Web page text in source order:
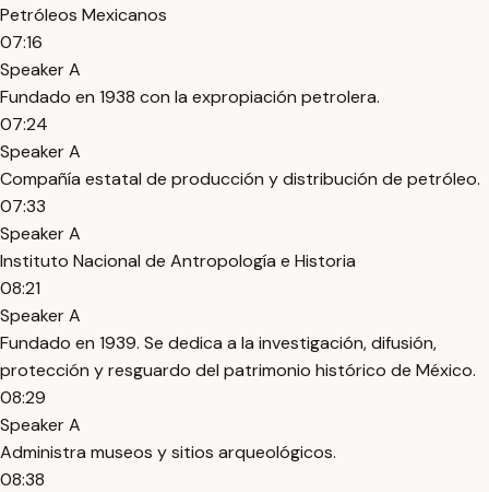
Petróleos Mexicanos
07:16
Speaker A
Fundado en 1938 con la expropiación petrolera.
07:24
Speaker A
Compañía estatal de producción y distribución de petróleo.
07:33
Speaker A
Instituto Nacional de Antropología e Historia
08:21
Speaker A
Fundado en 1939. Se dedica a la investigación, difusión,
protección y resguardo del patrimonio histórico de México.
08:29
Speaker A
Administra museos y sitios arqueológicos.
08:38